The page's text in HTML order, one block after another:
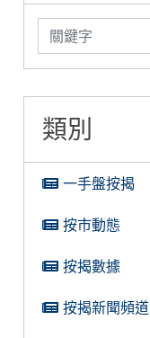
類別
一手盤按揭
按市動態
按揭數據
按揭新聞頻道